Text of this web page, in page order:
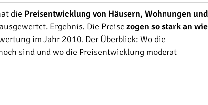
die Preisentwicklung von Häusern, Wohnungen und
Ergebnis: Die Preise zogen so stark an wie
im Jahr 2010. Der Überblick: Wo die
sind und wo die Preisentwicklung moderat